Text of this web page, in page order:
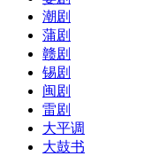
潮剧
蒲剧
赣剧
锡剧
闽剧
雷剧
大平调
大鼓书